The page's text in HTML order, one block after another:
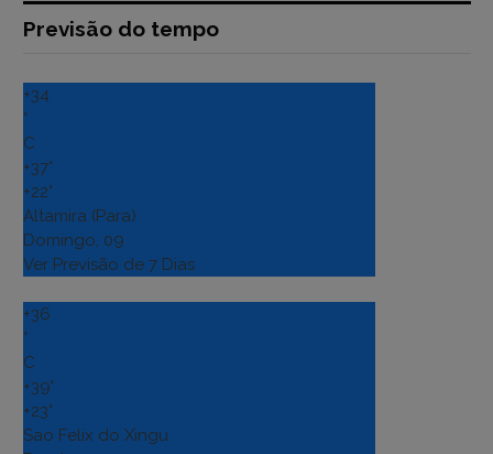
Previsão do tempo
+34
°
C
+37°
+22°
Altamira (Para)
Domingo, 09
Ver Previsão de 7 Dias
+36
°
C
+39°
+23°
Sao Felix do Xingu